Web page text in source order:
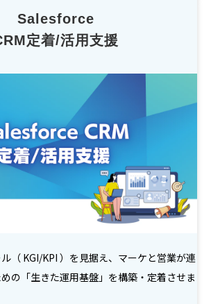
Salesforce
定着/活用支援
（ KGI/KPI ）を見据え、マーケと営業が連
の「生きた運用基盤」を構築・定着させま